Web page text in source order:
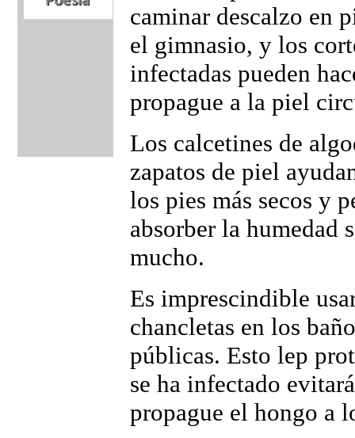
caminar descalzo en
el gimnasio, y los
infectadas pueden
propague a la piel
Los calcetines de
zapatos de piel
los pies más secos y
absorber la humedad
mucho.
Es imprescindible
chancletas en los
públicas. Esto lep
se ha infectado
propague el hongo a